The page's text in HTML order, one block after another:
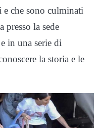
e che sono culminati
presso la sede
in una serie di
la storia e le